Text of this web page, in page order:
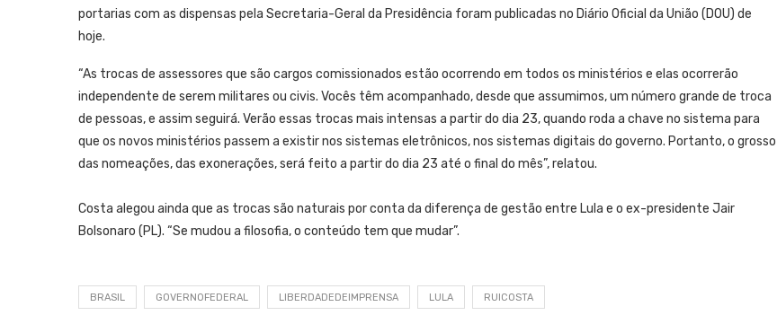
portarias com as dispensas pela Secretaria-Geral da Presidência foram publicadas no Diário Oficial da União (DOU) de
hoje.
“As trocas de assessores que são cargos comissionados estão ocorrendo em todos os ministérios e elas ocorrerão
independente de serem militares ou civis. Vocês têm acompanhado, desde que assumimos, um número grande de troca
de pessoas, e assim seguirá. Verão essas trocas mais intensas a partir do dia 23, quando roda a chave no sistema para
que os novos ministérios passem a existir nos sistemas eletrônicos, nos sistemas digitais do governo. Portanto, o grosso
das nomeações, das exonerações, será feito a partir do dia 23 até o final do mês”, relatou.
Costa alegou ainda que as trocas são naturais por conta da diferença de gestão entre Lula e o ex-presidente Jair
Bolsonaro (PL). “Se mudou a filosofia, o conteúdo tem que mudar”.
BRASIL GOVERNOFEDERAL LIBERDADEDEIMPRENSA LULA RUICOSTA